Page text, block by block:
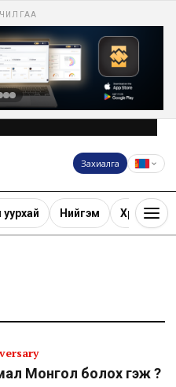
Захиалга
уурхай Нийгэм Хөрөнгө
Монгол болох гэж үү?